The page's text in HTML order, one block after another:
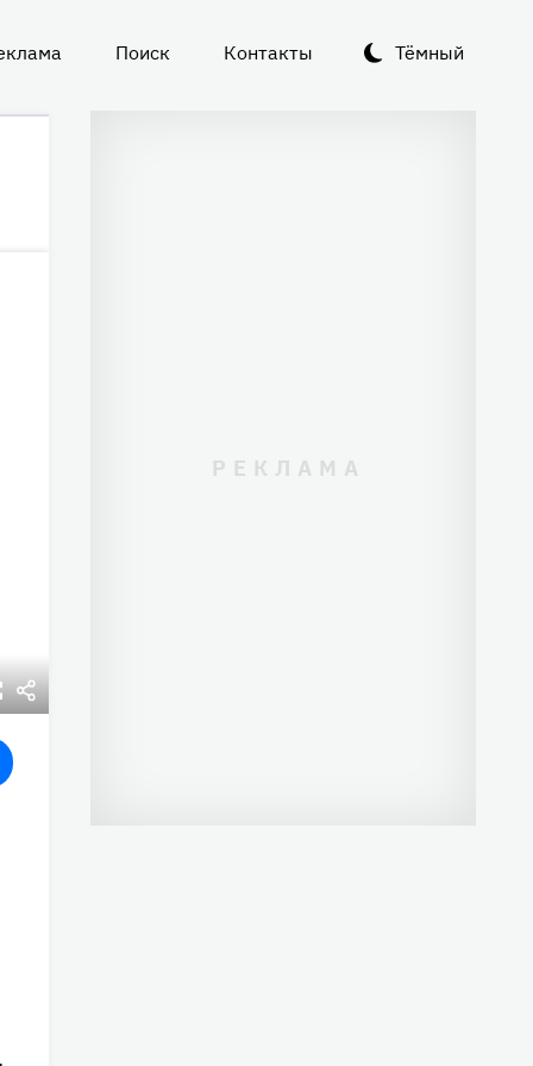
Тёмный
Поиск Контакты